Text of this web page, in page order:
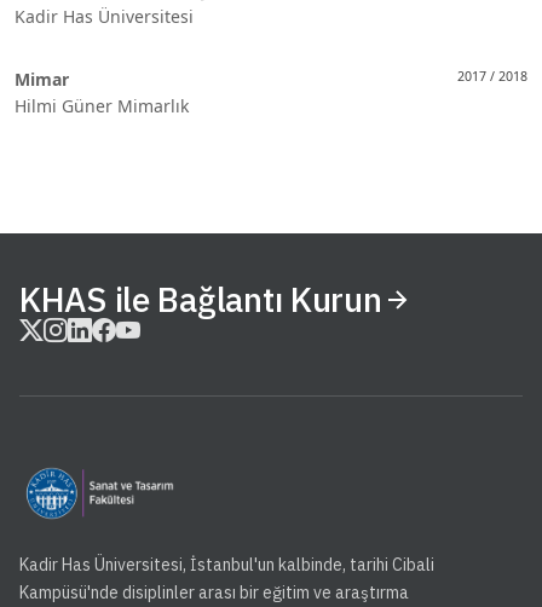
Kadir Has Üniversitesi
2017 / 2018
Mimar
Hilmi Güner Mimarlık
KHAS ile Bağlantı Kurun
Kadir Has Üniversitesi, İstanbul'un kalbinde, tarihi Cibali
Kampüsü'nde disiplinler arası bir eğitim ve araştırma